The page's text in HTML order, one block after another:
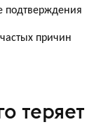
причин
теряет